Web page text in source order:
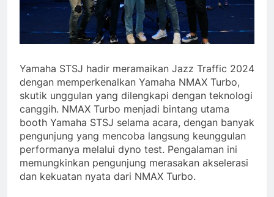
Yamaha STSJ hadir meramaikan Jazz Traffic 2024
dengan memperkenalkan Yamaha NMAX Turbo,
skutik unggulan yang dilengkapi dengan teknologi
canggih. NMAX Turbo menjadi bintang utama
booth Yamaha STSJ selama acara, dengan banyak
pengunjung yang mencoba langsung keunggulan
performanya melalui dyno test. Pengalaman ini
memungkinkan pengunjung merasakan akselerasi
dan kekuatan nyata dari NMAX Turbo.